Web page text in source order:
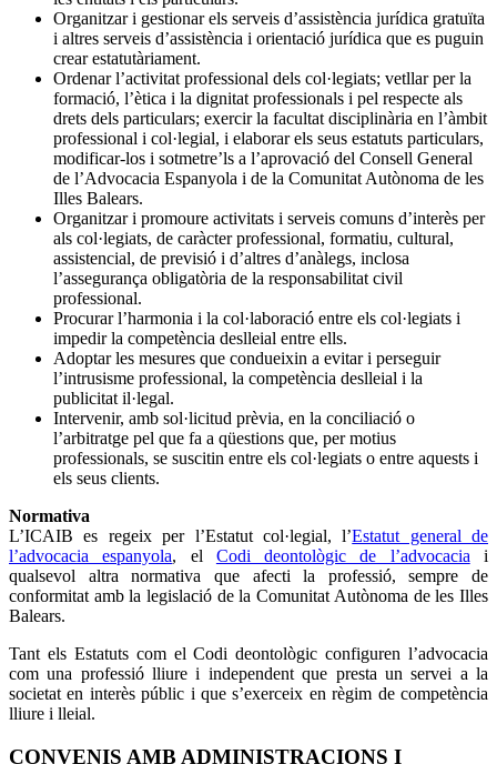
Organitzar i gestionar els serveis d’assistència jurídica gratuïta
i altres serveis d’assistència i orientació jurídica que es puguin
crear estatutàriament.
Ordenar l’activitat professional dels col·legiats; vetllar per la
formació, l’ètica i la dignitat professionals i pel respecte als
drets dels particulars; exercir la facultat disciplinària en l’àmbit
professional i col·legial, i elaborar els seus estatuts particulars,
modificar-los i sotmetre’ls a l’aprovació del Consell General
de l’Advocacia Espanyola i de la Comunitat Autònoma de les
Illes Balears.
Organitzar i promoure activitats i serveis comuns d’interès per
als col·legiats, de caràcter professional, formatiu, cultural,
assistencial, de previsió i d’altres d’anàlegs, inclosa
l’assegurança obligatòria de la responsabilitat civil
professional.
Procurar l’harmonia i la col·laboració entre els col·legiats i
impedir la competència deslleial entre ells.
Adoptar les mesures que condueixin a evitar i perseguir
l’intrusisme professional, la competència deslleial i la
publicitat il·legal.
Intervenir, amb sol·licitud prèvia, en la conciliació o
l’arbitratge pel que fa a qüestions que, per motius
professionals, se suscitin entre els col·legiats o entre aquests i
els seus clients.
Normativa
L’ICAIB es regeix per l’Estatut col·legial, l’Estatut general de
l’advocacia espanyola, el Codi deontològic de l’advocacia i
qualsevol altra normativa que afecti la professió, sempre de
conformitat amb la legislació de la Comunitat Autònoma de les Illes
Balears.
Tant els Estatuts com el Codi deontològic configuren l’advocacia
com una professió lliure i independent que presta un servei a la
societat en interès públic i que s’exerceix en règim de competència
lliure i lleial.
CONVENIS AMB ADMINISTRACIONS I